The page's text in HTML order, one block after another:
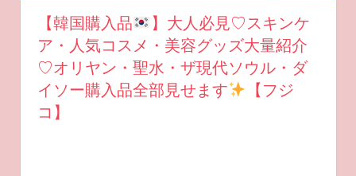
【韓国購入品
】大人必見♡スキンケ
ア・人気コスメ・美容グッズ大量紹介
♡オリヤン・聖水・ザ現代ソウル・ダ
イソー購入品全部見せます
【フジ
コ】